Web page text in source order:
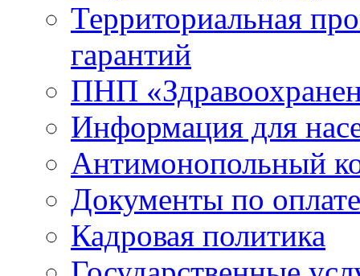
Территориальная
гарантий
ПНП
Информация для
Антимонопольный
Документы по
Кадровая политика